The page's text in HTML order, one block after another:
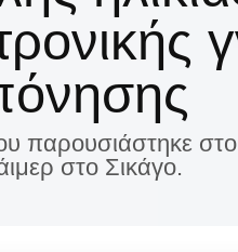
παρουσιάστηκε στο
στο Σικάγο.